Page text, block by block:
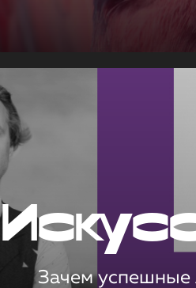
Зачем успешные